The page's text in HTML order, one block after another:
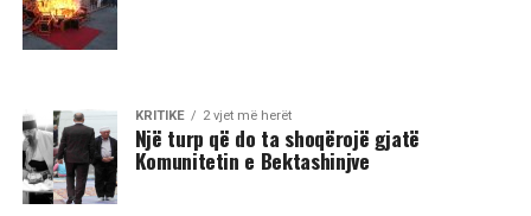
KRITIKE 2 vjet më herët
Një turp që do ta shoqërojë gjatë
Komunitetin e Bektashinjve